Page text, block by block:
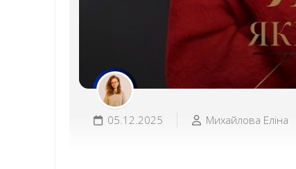
05.12.2025 Михайлова Еліна